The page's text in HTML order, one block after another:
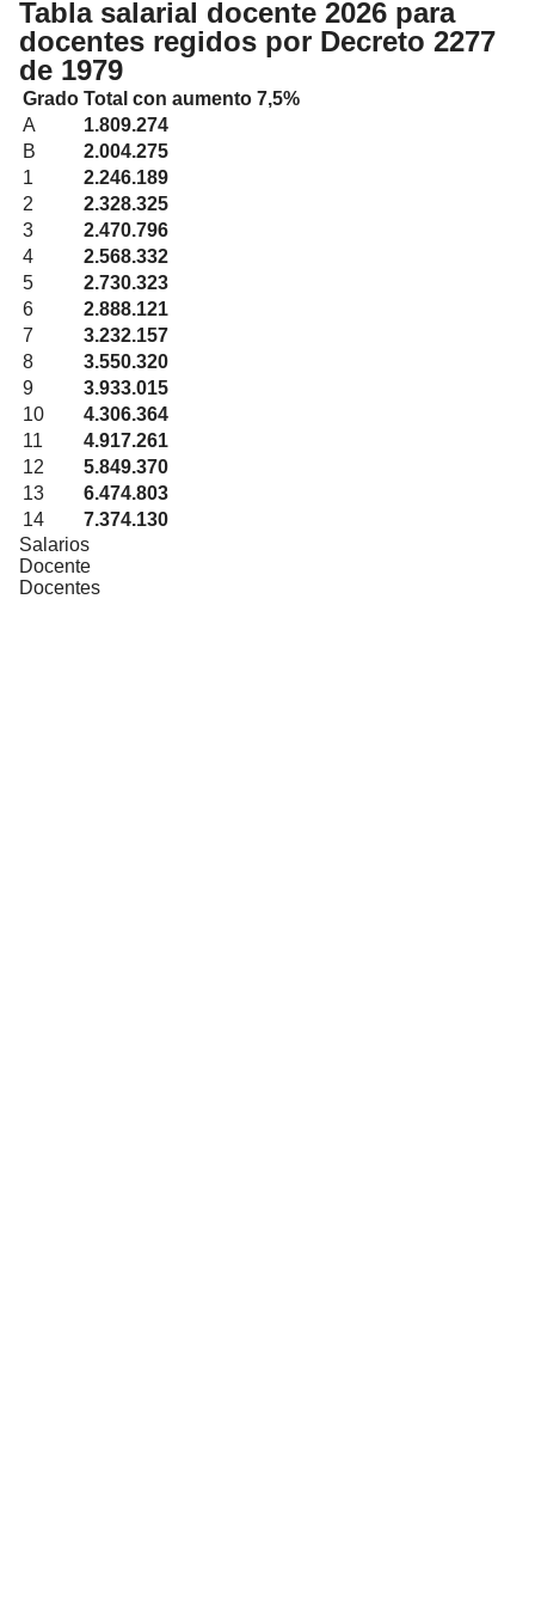
Tabla salarial docente 2026 para
docentes regidos por Decreto 2277
de 1979
Grado Total con aumento 7,5%
A
1.809.274
B
2.004.275
1
2.246.189
2
2.328.325
3
2.470.796
4
2.568.332
5
2.730.323
6
2.888.121
7
3.232.157
8
3.550.320
9
3.933.015
10
4.306.364
11
4.917.261
12
5.849.370
13
6.474.803
14
7.374.130
Salarios
Docente
Docentes